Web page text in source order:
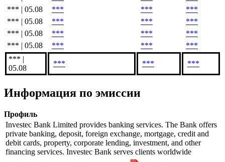
*** | 05.08
*** ***
***
*** | 05.08
*** ***
***
*** | 05.08
*** ***
***
*** | 05.08
*** ***
***
*** |
05.08
*** *** ***
Информация по эмиссии
Профиль
Investec Bank Limited provides banking services. The Bank offers
private banking, deposit, foreign exchange, mortgage, credit and
debit cards, property, corporate lending, investment, and other
financing services. Investec Bank serves clients worldwide